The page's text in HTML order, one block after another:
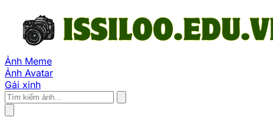
Ảnh Meme
Ảnh Avatar
Gái xinh